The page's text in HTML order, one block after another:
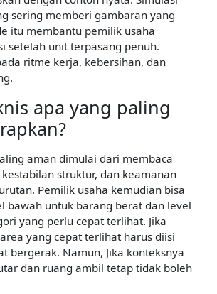
sering memberi gambaran yang
itu membantu pemilik usaha
setelah unit terpasang penuh.
ritme kerja, kebersihan, dan
apa yang paling
aman dimulai dari membaca
struktur, dan keamanan
Pemilik usaha kemudian bisa
bawah untuk barang berat dan level
yang perlu cepat terlihat. Jika
yang cepat terlihat harus diisi
bergerak. Namun, Jika konteksnya
dan ruang ambil tetap tidak boleh